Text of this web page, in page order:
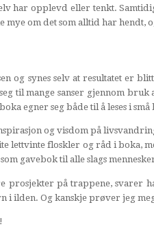
har opplevd eller tenkt.
mye om det som alltid har hendt,
og synes selv at resultatet er
til mange sanser gjennom
egner seg både til å leses i
og visdom på
lettvinte floskler og råd i boka,
gavebok til alle slags
prosjekter på trappene, svarer
i ilden. Og kanskje prøver jeg